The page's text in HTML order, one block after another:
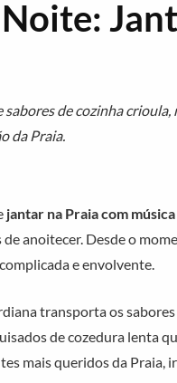
sabores de cozinha
da Praia.
jantar na Praia com
anoitecer. Desde o
e envolvente.
transporta os
de cozedura lenta
mais queridos da Praia,